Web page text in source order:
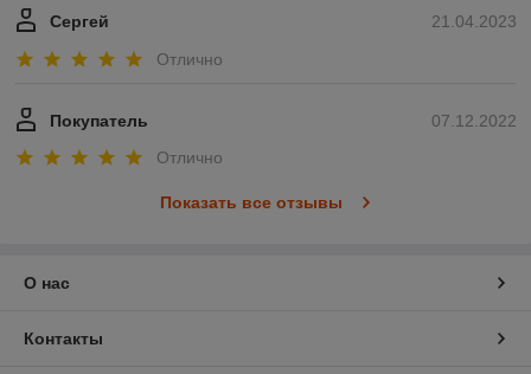
21.04.2023
Сергей
Отлично
07.12.2022
Покупатель
Отлично
Показать все отзывы
О нас
Контакты